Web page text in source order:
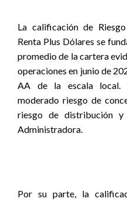
La calificación de
Renta Plus Dólares se
promedio de la cartera
operaciones en junio de
AA de la escala local.
moderado riesgo de
riesgo de distribución
Administradora.
Por su parte, la